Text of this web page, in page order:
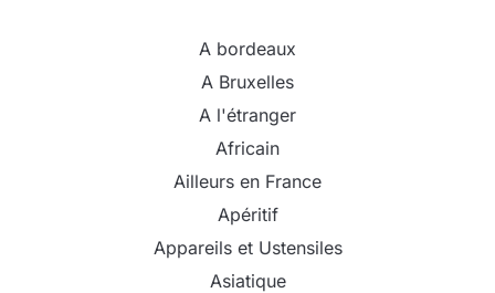
A bordeaux
A Bruxelles
A l'étranger
Africain
Ailleurs en France
Apéritif
Appareils et Ustensiles
Asiatique